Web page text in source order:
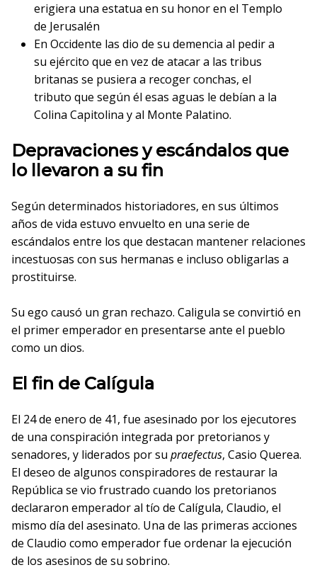
erigiera una estatua en su honor en el Templo
de Jerusalén
En Occidente las dio de su demencia al pedir a
su ejército que en vez de atacar a las tribus
britanas se pusiera a recoger conchas, el
tributo que según él esas aguas le debían a la
Colina Capitolina y al Monte Palatino.
Depravaciones y escándalos que
lo llevaron a su fin
Según determinados historiadores, en sus últimos
años de vida estuvo envuelto en una serie de
escándalos entre los que destacan mantener relaciones
incestuosas con sus hermanas e incluso obligarlas a
prostituirse.
Su ego causó un gran rechazo. Caligula se convirtió en
el primer emperador en presentarse ante el pueblo
como un dios.
El fin de Calígula
El 24 de enero de 41, fue asesinado por los ejecutores
de una conspiración integrada por pretorianos y
senadores, y liderados por su praefectus, Casio Querea.
El deseo de algunos conspiradores de restaurar la
República se vio frustrado cuando los pretorianos
declararon emperador al tío de Calígula, Claudio, el
mismo día del asesinato. Una de las primeras acciones
de Claudio como emperador fue ordenar la ejecución
de los asesinos de su sobrino.